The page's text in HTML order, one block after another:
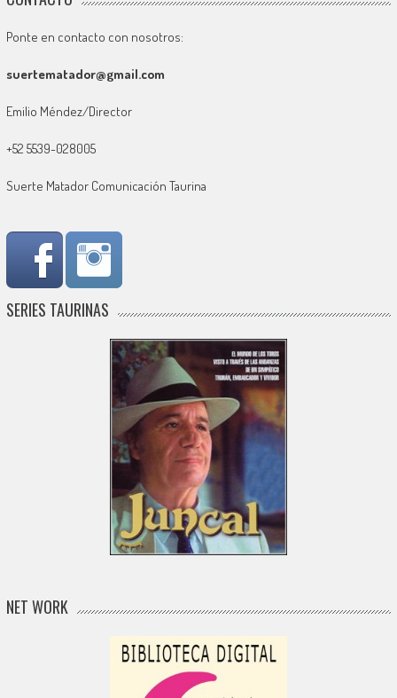
Ponte en contacto con nosotros:
suertematador@gmail.com
Emilio Méndez/Director
+52 5539-028005
Suerte Matador Comunicación Taurina
SERIES TAURINAS
NET WORK